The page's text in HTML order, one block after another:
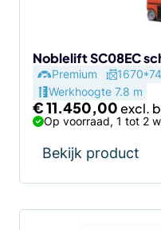
Noblelift SC08EC
Premium
Werkhoogte 7.8 m
€11.450,00
Op voorraad, 1 tot 2
Bekijk product